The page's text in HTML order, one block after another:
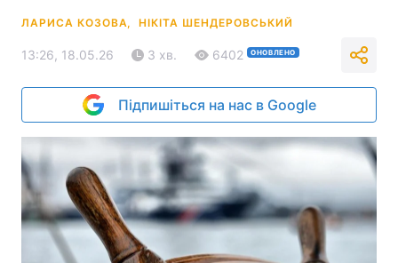
ЛАРИСА КОЗОВА, НІКІТА ШЕНДЕРОВСЬКИЙ
13:26, 18.05.26 3 хв. 6402 ОНОВЛЕНО
Підпишіться на нас в Google